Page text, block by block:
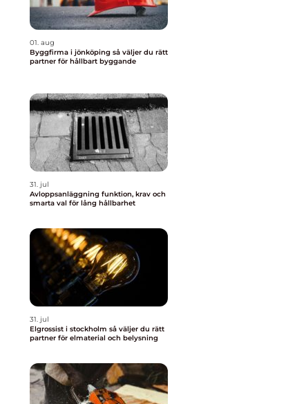
01. aug
Byggfirma i jönköping så väljer du rätt
partner för hållbart byggande
31. jul
Avloppsanläggning funktion, krav och
smarta val för lång hållbarhet
31. jul
Elgrossist i stockholm så väljer du rätt
partner för elmaterial och belysning